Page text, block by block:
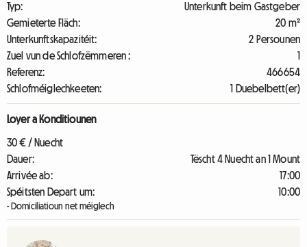
Typ:
Unterkunft beim Gastgeber
Gemieterte Fläch:
20 m²
Unterkunftskapazitéit:
2 Persounen
Zuel vun de Schlofzëmmeren :
1
Referenz:
466654
Schlofméiglechkeeten:
1 Duebelbett(er)
Loyer a Konditiounen
30 € / Nuecht
Dauer:
Tëscht 4 Nuecht an 1 Mount
Arrivée ab:
17:00
Spéitsten Depart um:
10:00
- Domiciliatioun net méiglech